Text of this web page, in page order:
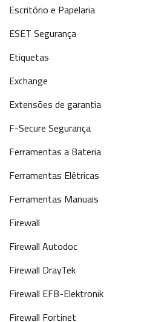
Escritório e Papelaria
ESET Segurança
Etiquetas
Exchange
Extensões de garantia
F-Secure Segurança
Ferramentas a Bateria
Ferramentas Elétricas
Ferramentas Manuais
Firewall
Firewall Autodoc
Firewall DrayTek
Firewall EFB-Elektronik
Firewall Fortinet